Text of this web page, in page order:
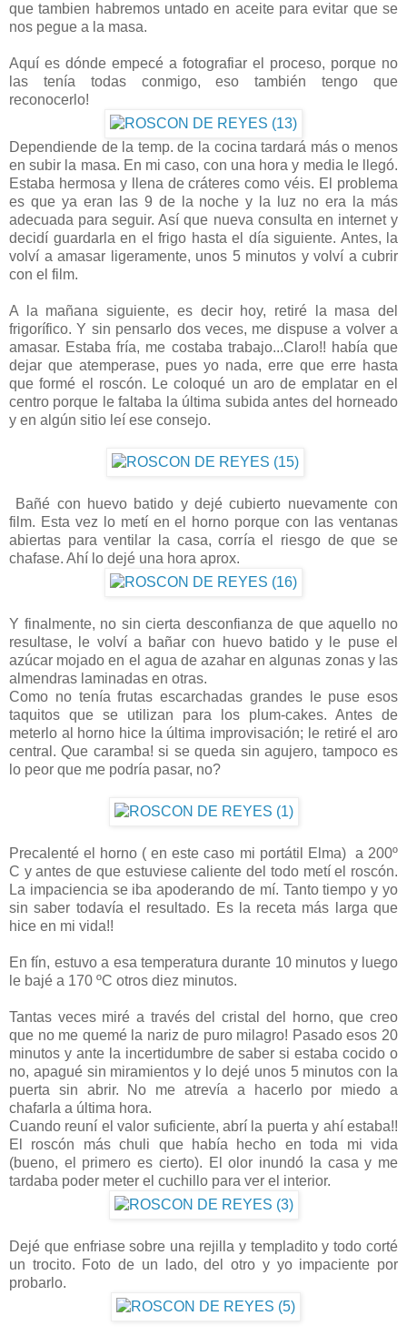
que tambien habremos untado en aceite para evitar que se
nos pegue a la masa.
Aquí es dónde empecé a fotografiar el proceso, porque no
las tenía todas conmigo, eso también tengo que
reconocerlo!
Dependiende de la temp. de la cocina tardará más o menos
en subir la masa. En mi caso, con una hora y media le llegó.
Estaba hermosa y llena de cráteres como véis. El problema
es que ya eran las 9 de la noche y la luz no era la más
adecuada para seguir. Así que nueva consulta en internet y
decidí guardarla en el frigo hasta el día siguiente. Antes, la
volví a amasar ligeramente, unos 5 minutos y volví a cubrir
con el film.
A la mañana siguiente, es decir hoy, retiré la masa del
frigorífico. Y sin pensarlo dos veces, me dispuse a volver a
amasar. Estaba fría, me costaba trabajo...Claro!! había que
dejar que atemperase, pues yo nada, erre que erre hasta
que formé el roscón. Le coloqué un aro de emplatar en el
centro porque le faltaba la última subida antes del horneado
y en algún sitio leí ese consejo.
Bañé con huevo batido y dejé cubierto nuevamente con
film. Esta vez lo metí en el horno porque con las ventanas
abiertas para ventilar la casa, corría el riesgo de que se
chafase. Ahí lo dejé una hora aprox.
Y finalmente, no sin cierta desconfianza de que aquello no
resultase, le volví a bañar con huevo batido y le puse el
azúcar mojado en el agua de azahar en algunas zonas y las
almendras laminadas en otras.
Como no tenía frutas escarchadas grandes le puse esos
taquitos que se utilizan para los plum-cakes. Antes de
meterlo al horno hice la última improvisación; le retiré el aro
central. Que caramba! si se queda sin agujero, tampoco es
lo peor que me podría pasar, no?
Precalenté el horno ( en este caso mi portátil Elma) a 200º
C y antes de que estuviese caliente del todo metí el roscón.
La impaciencia se iba apoderando de mí. Tanto tiempo y yo
sin saber todavía el resultado. Es la receta más larga que
hice en mi vida!!
En fín, estuvo a esa temperatura durante 10 minutos y luego
le bajé a 170 ºC otros diez minutos.
Tantas veces miré a través del cristal del horno, que creo
que no me quemé la nariz de puro milagro! Pasado esos 20
minutos y ante la incertidumbre de saber si estaba cocido o
no, apagué sin miramientos y lo dejé unos 5 minutos con la
puerta sin abrir. No me atrevía a hacerlo por miedo a
chafarla a última hora.
Cuando reuní el valor suficiente, abrí la puerta y ahí estaba!!
El roscón más chuli que había hecho en toda mi vida
(bueno, el primero es cierto). El olor inundó la casa y me
tardaba poder meter el cuchillo para ver el interior.
Dejé que enfriase sobre una rejilla y templadito y todo corté
un trocito. Foto de un lado, del otro y yo impaciente por
probarlo.